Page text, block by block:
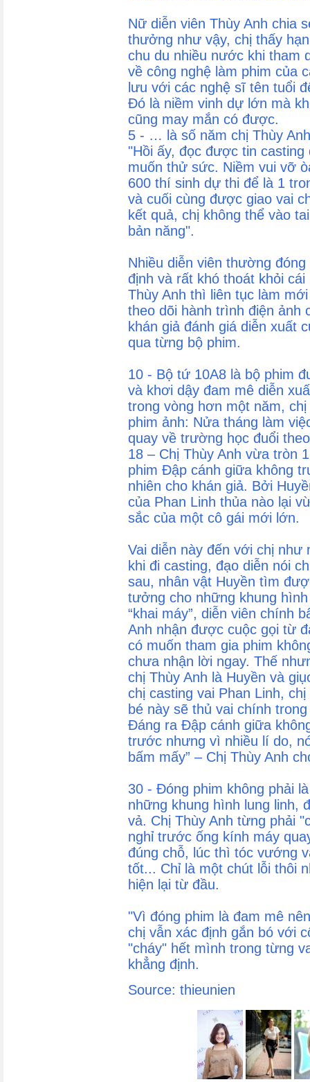
Nữ diễn viên Thùy Anh chia
thưởng như vậy, chị thấy
chu du nhiều nước khi tham
về công nghệ làm phim của
lưu với các nghệ sĩ tên tuổi
Đó là niềm vinh dự lớn mà
cũng may mắn có được.
5 - … là số năm chị Thùy
"Hồi ấy, đọc được tin
muốn thử sức. Niềm vui vỡ
600 thí sinh dự thi để là 1
và cuối cùng được giao vai
kết quả, chị không thể vào
bản năng".
Nhiều diễn viên thường
định và rất khó thoát khỏi
Thùy Anh thì liên tục làm
theo dõi hành trình điện ảnh
khán giả đánh giá diễn xuất
qua từng bộ phim.
10 - Bộ tứ 10A8 là bộ phim
và khơi dậy đam mê diễn
trong vòng hơn một năm,
phim ảnh: Nửa tháng làm
quay về trường học đuổi
18 – Chị Thùy Anh vừa tròn
phim Đập cánh giữa không
nhiên cho khán giả. Bởi
của Phan Linh thủa nào lại
sắc của một cô gái mới lớn.
Vai diễn này đến với chị
khi đi casting, đạo diễn nói
sau, nhân vật Huyền tìm
tưởng cho những khung
“khai máy”, diễn viên chính
Anh nhận được cuộc gọi từ
có muốn tham gia phim
chưa nhận lời ngay. Thế
chị Thùy Anh là Huyền và
chị casting vai Phan Linh,
bé này sẽ thủ vai chính
Đáng ra Đập cánh giữa
trước nhưng vì nhiều lí do,
bấm mấy” – Chị Thùy Anh
30 - Đóng phim không phải
những khung hình lung linh,
vả. Chị Thùy Anh từng phải
nghỉ trước ống kính máy
đúng chỗ, lúc thì tóc vướng
tốt... Chỉ là một chút lỗi thôi
hiện lại từ đầu.
"Vì đóng phim là đam mê
chị vẫn xác định gắn bó với
"cháy" hết mình trong từng
khẳng định.
Source: thieunien